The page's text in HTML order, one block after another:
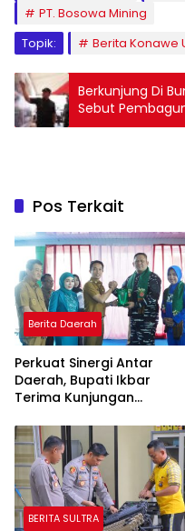
PT. Bosowa Mining
Topik:
Berita Konawe
Berkunjung Di
Sebut
Rampung 2024
Pos Terkait
Berita Daerah
Perkuat Sinergi Antar
Daerah, Bupati Ikbar
Terima Kunjungan
Kendari
BERITA SULTRA